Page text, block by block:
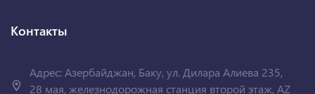
Контакты
Адрес: Азербайджан, Баку, ул. Дилара Алиева 235,
28 мая, железнодорожная станция второй этаж, AZ